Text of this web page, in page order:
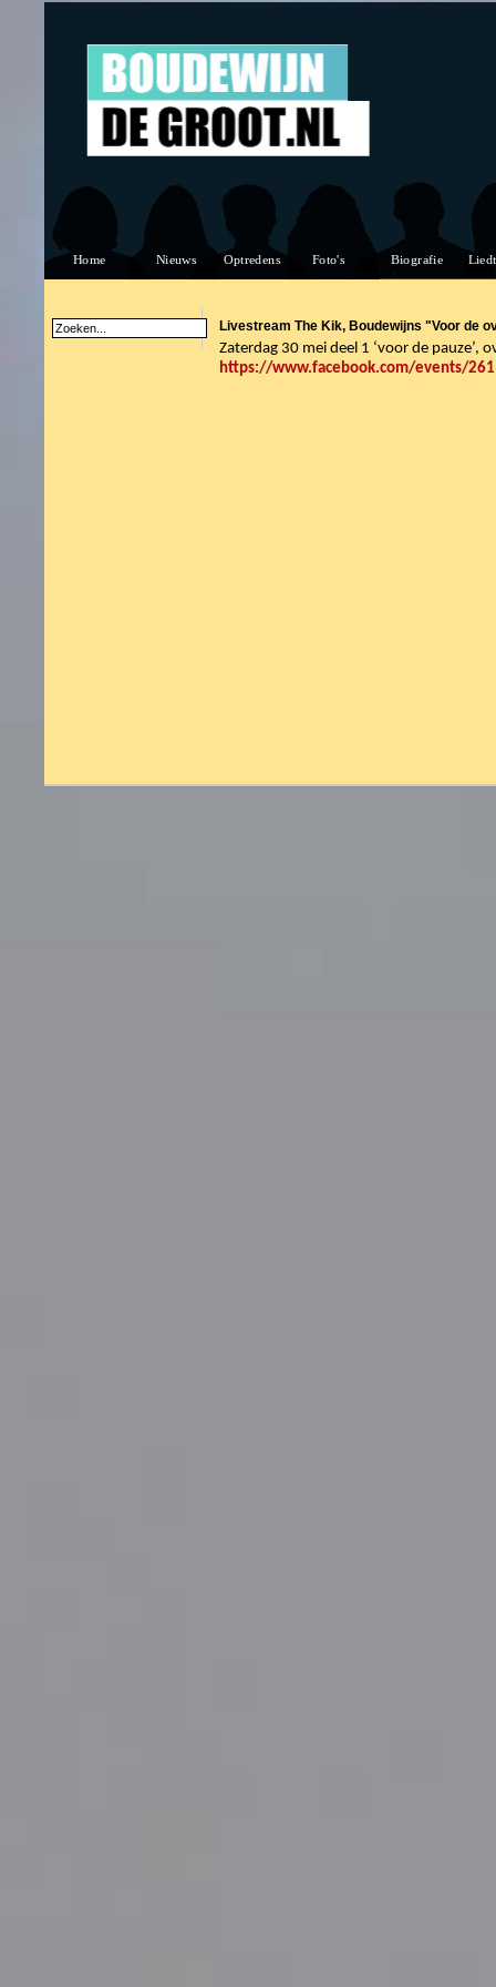
Livestream The Kik, Boudewijns "Voor de
Zaterdag 30 mei deel 1 ‘voor de pauze’,
https://www.facebook.com/events/